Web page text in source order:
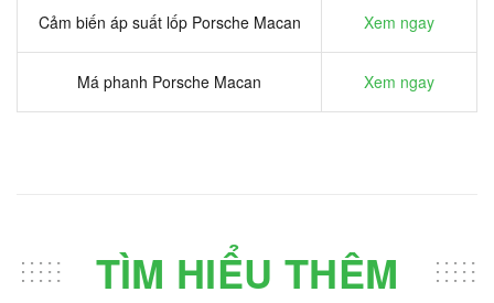
Cảm biến áp suất lốp Porsche Macan Xem ngay
Má phanh Porsche Macan Xem ngay
TÌM HIỂU THÊM